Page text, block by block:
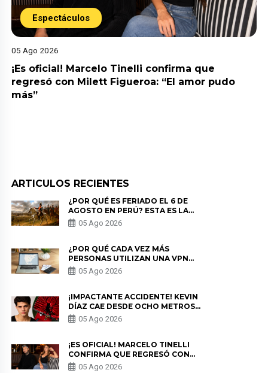
Espectáculos
05 Ago 2026
¡Es oficial! Marcelo Tinelli confirma que
regresó con Milett Figueroa: “El amor pudo
más”
ARTICULOS RECIENTES
¿POR QUÉ ES FERIADO EL 6 DE
AGOSTO EN PERÚ? ESTA ES LA
HISTORIA
05 Ago 2026
¿POR QUÉ CADA VEZ MÁS
PERSONAS UTILIZAN UNA VPN
PARA PROTEGER SU
PRIVACIDAD?
05 Ago 2026
¡IMPACTANTE ACCIDENTE! KEVIN
DÍAZ CAE DESDE OCHO METROS
EN “ESTO ES GUERRA” Y GENERA
PREOCUPACIÓN
05 Ago 2026
¡ES OFICIAL! MARCELO TINELLI
CONFIRMA QUE REGRESÓ CON
MILETT FIGUEROA: “EL AMOR
05 Ago 2026